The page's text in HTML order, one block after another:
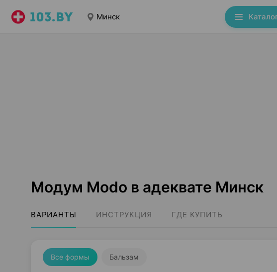
Минск
Модум Modo в адеквате Минск
ВАРИАНТЫ ИНСТРУКЦИЯ ГДЕ КУПИТЬ
Все формы Бальзам